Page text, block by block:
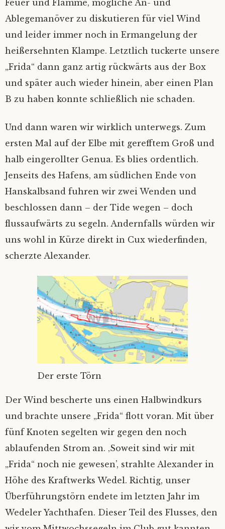
Hausmannskost
Verwaschene Zeit
Voll auf Zucker
Küstenpfade
Wir sind nett
‚Keine Sonnenuntergänge, bitte…‘
Postbox inside
Boat Stop
Regenbogen und andere Kausalketten
Big Five – minus one
Fair winds
Sitzriesen ohne Schuhe
Flachwasser
Muttis Parkplatz
‚Gute Wahl, hätte ich auch genommen‘
Zurückfahren ist immer sch…
Lichtermeer
Elbmonster
Wenn die Seekarte recht hat
‚Kein Wind von vorn’
Damp – ausgetrickst
Schilksee – drunter und drüber
Schoko-Traum
Tor!
Mondsonate
Wir sehen uns im Hafen
Graduelle Unterschiede
Durchgedreht
Bald rum
Vergessene Orte – versunkene Welten
Granat
Nicht Sand in den Schuhn, nur Schlick an
den Füßen
Einhand Ü-70
Hamburg in Glückstadt
Ruf nach dem Gennaker
Romantik im Schlicklock
Mythos Helgoland
Skippis Keks
Fast Juist
Abbruch
Schickeria
Ullas Container
Spicken erlaubt!
Funzeln
Die schönste von allen…
Sahne-Gate
Verschlüsselung
Rumtreiber
Ganz wichtig: gelangweilt gucken…
Kalt erwischt
Lichtermeer
Von Inseln, Krabben und späten Einsichten
Schmetterlinge auf dem Wasser
Langläufer, Querläufer, Tiefgänger
Gut gespült
Die Welt für ein Segel
Spiekeroog 2019
Unterelbe
Spiekeroog
Helgoland
Wer misst, misst Mist
‚Das ist hier bei uns so’
Kommunizierende Röhren
Enthusiastisches Unwissen
Nummer fünf lebt – fast
‚Rückwärts geht!‘
Glück gehabt
Eine Schwalbe macht noch keinen…
Fairy Glen, Lamlash und der Abschied von
der Insel
Feuer und Flamme, mögliche An- und
Ablegemanöver zu diskutieren für viel Wind
und leider immer noch in Ermangelung der
heißersehnten Klampe. Letztlich tuckerte unsere
„Frida“ dann ganz artig rückwärts aus der Box
und später auch wieder hinein, aber einen Plan
B zu haben konnte schließlich nie schaden.
Und dann waren wir wirklich unterwegs. Zum
ersten Mal auf der Elbe mit gerefftem Groß und
halb eingerollter Genua. Es blies ordentlich.
Jenseits des Hafens, am südlichen Ende von
Hanskalbsand fuhren wir zwei Wenden und
beschlossen dann – der Tide wegen – doch
flussaufwärts zu segeln. Andernfalls würden wir
uns wohl in Kürze direkt in Cux wiederfinden,
scherzte Alexander.
Der erste Törn
Der Wind bescherte uns einen Halbwindkurs
und brachte unsere „Frida“ flott voran. Mit über
fünf Knoten segelten wir gegen den noch
ablaufenden Strom an. ‚Soweit sind wir mit
„Frida“ noch nie gewesen’, strahlte Alexander in
Höhe des Kraftwerks Wedel. Richtig, unser
Überführungstörn endete im letzten Jahr im
Wedeler Yachthafen. Dieser Teil des Flusses, den